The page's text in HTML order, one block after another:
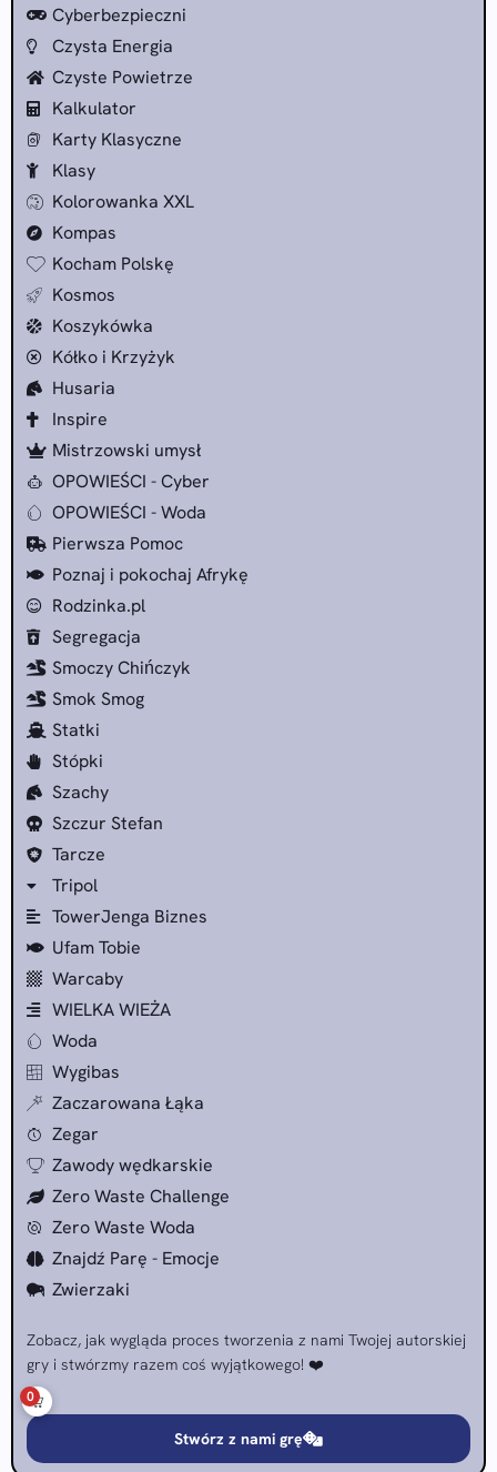
Cyberbezpieczni
Czysta Energia
Czyste Powietrze
Kalkulator
Karty Klasyczne
Klasy
Kolorowanka XXL
Kompas
Kocham Polskę
Kosmos
Koszykówka
Kółko i Krzyżyk
Husaria
Inspire
Mistrzowski umysł
OPOWIEŚCI - Cyber
OPOWIEŚCI - Woda
Pierwsza Pomoc
Poznaj i pokochaj Afrykę
Rodzinka.pl
Segregacja
Smoczy Chińczyk
Smok Smog
Statki
Stópki
Szachy
Szczur Stefan
Tarcze
Tripol
TowerJenga Biznes
Ufam Tobie
Warcaby
WIELKA WIEŻA
Woda
Wygibas
Zaczarowana Łąka
Zegar
Zawody wędkarskie
Zero Waste Challenge
Zero Waste Woda
Znajdź Parę - Emocje
Zwierzaki
Zobacz, jak wygląda proces tworzenia z nami Twojej autorskiej
gry i stwórzmy razem coś wyjątkowego! ❤️
Stwórz z nami grę
0